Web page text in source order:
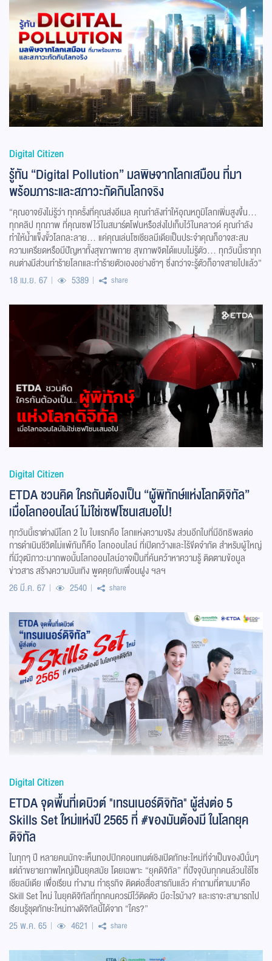
Digital Citizen
รู้ทัน “Digital Pollution” มลพิษจากโลกเสมือน ที่มา
พร้อมภาระและสภาวะกัดกินโลกจริง
“คุณอาจยังไม่รู้ว่า ทุกครั้งที่คุณส่งอีเมล คุณกำลังทำให้อุณหภูมิโลกเพิ่มสูงขึ้น…
ทุกคลิป ทุกภาพ ที่คุณเซฟไว้ในสมาร์ตโฟนหรือส่งไปเก็บไว้ในคลาวด์ คุณกำลัง
ทำให้น้ำแข็งขั้วโลกละลาย… แค่คุณเล่นโซเชียลมีเดียเป็นประจำคุณก็อาจสะสม
ความเครียดหรือมีปัญหาทั้งสุขภาพกาย สุขภาพจิตได้แบบไม่รู้ตัว… ทุกวันนี้เราทุก
คนต่างมีส่วนทำร้ายโลกและทำร้ายตัวเองอย่างช้าๆ ซึ่งกว่าจะรู้ตัวก็อาจสายไปแล้ว”
18 เม.ย. 67
5389 share
Digital Citizen
ETDA ชวนคิด ใครกันต้องเป็น “ผู้พิทักษ์แห่งโลกดิจิทัล”
เมื่อโลกออนไลน์ไม่ใช่เซฟโซนเสมอไป!
ทุกวันนี้เราต่างมีโลก 2 ใบ ใบแรกคือ โลกแห่งความจริง ส่วนอีกใบที่มีอิทธิพลต่อ
การดำเนินชีวิตไม่แพ้กันก็คือ โลกออนไลน์ ที่เปิดกว้างและไร้ขีดจำกัด สำหรับผู้ใหญ่
ที่มีวุฒิภาวะมากพอนั้นโลกออนไลน์อาจเป็นที่ค้นคว้าหาความรู้ ติดตามข้อมูล
ข่าวสาร สร้างความบันเทิง พูดคุยกับเพื่อนฝูง ฯลฯ
26 มี.ค. 67
2540 share
Digital Citizen
ETDA จุดพื้นที่เดบิวต์ "เทรนเนอร์ดิจิทัล" ผู้ส่งต่อ 5
Skills Set ใหม่แห่งปี 2565 ที่ #ของมันต้องมี ในโลกยุค
ดิจิทัล
ในทุกๆ ปี หลายคนมักจะเห็นทอปปิกคอนเทนต์เชิงเปิดทักษะใหม่ที่จำเป็นของปีนั้นๆ
แต่ถ้าขยายภาพใหญ่เป็นยุคสมัย โดยเฉพาะ “ยุคดิจิทัล” ที่ปัจจุบันทุกคนล้วนใช้โซ
เชียลมีเดีย เพื่อเรียน ทำงาน ทำธุรกิจ ติดต่อสื่อสารกันแล้ว คำถามที่ตามมาคือ
Skill Set ใหม่ ในยุคดิจิทัลที่ทุกคนควรมีไว้ติดตัว มีอะไรบ้าง? และเราจะสามารถไป
เรียนรู้ชุดทักษะใหม่ทางดิจิทัลนี้ได้จาก “ใคร?”
25 พ.ค. 65
4621 share